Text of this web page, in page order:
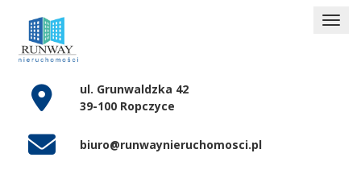
ul. Grunwaldzka 42
39-100 Ropczyce
biuro@runwaynieruchomosci.pl